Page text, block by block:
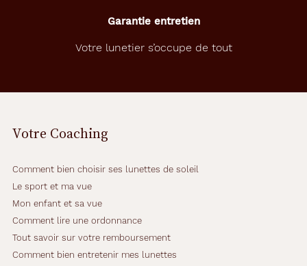
Garantie entretien
Votre lunetier s’occupe de tout
Votre Coaching
Comment bien choisir ses lunettes de soleil
Le sport et ma vue
Mon enfant et sa vue
Comment lire une ordonnance
Tout savoir sur votre remboursement
Comment bien entretenir mes lunettes